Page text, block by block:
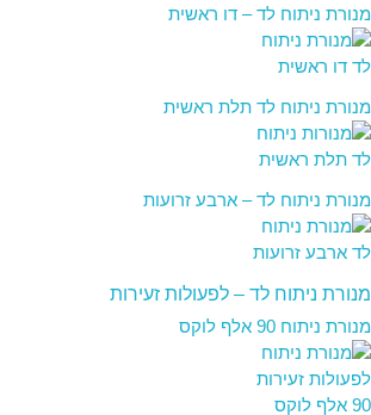
מנורת ניתוח לד – דו ראשית
מנורת ניתוח לד תלת ראשית
מנורת ניתוח לד – ארבע זרועות
מנורת ניתוח לד – לפעולות זעירות
מנורת ניתוח 90 אלף לוקס